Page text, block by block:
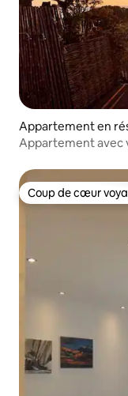
Appartement en
Appartement avec
Coup de cœur
Coup de cœur